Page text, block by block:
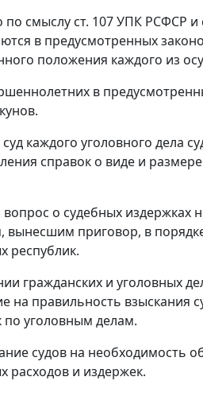
по смыслу ст. 107УПК РСФСР и
в предусмотренных
положения каждого из
в
каждого уголовного дела
справок о виде и
вопрос о судебных
приговор, в
республик.
гражданских и уголовных
на правильность взыскания
по уголовным делам.
судов на необходимость
расходов и издержек.